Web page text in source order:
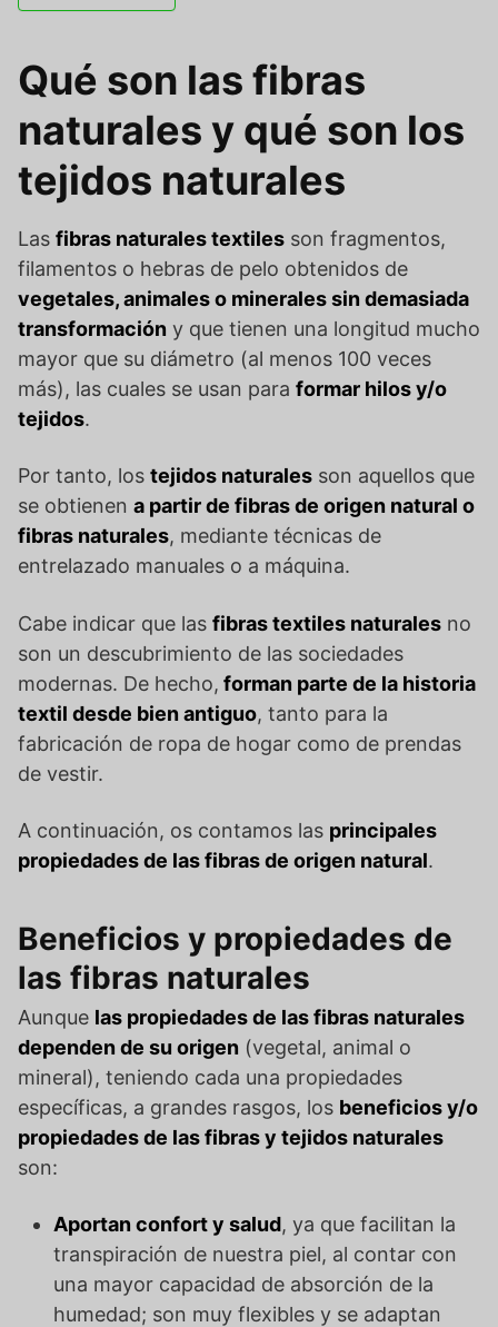
Qué son las fibras
naturales y qué son los
tejidos naturales
Las fibras naturales textiles son fragmentos,
filamentos o hebras de pelo obtenidos de
vegetales, animales o minerales sin demasiada
transformación y que tienen una longitud mucho
mayor que su diámetro (al menos 100 veces
más), las cuales se usan para formar hilos y/o
tejidos.
Por tanto, los tejidos naturales son aquellos que
se obtienen a partir de fibras de origen natural o
fibras naturales, mediante técnicas de
entrelazado manuales o a máquina.
Cabe indicar que las fibras textiles naturales no
son un descubrimiento de las sociedades
modernas. De hecho, forman parte de la historia
textil desde bien antiguo, tanto para la
fabricación de ropa de hogar como de prendas
de vestir.
A continuación, os contamos las principales
propiedades de las fibras de origen natural.
Beneficios y propiedades de
las fibras naturales
Aunque las propiedades de las fibras naturales
dependen de su origen (vegetal, animal o
mineral), teniendo cada una propiedades
específicas, a grandes rasgos, los beneficios y/o
propiedades de las fibras y tejidos naturales
son:
Aportan confort y salud, ya que facilitan la
transpiración de nuestra piel, al contar con
una mayor capacidad de absorción de la
humedad; son muy flexibles y se adaptan